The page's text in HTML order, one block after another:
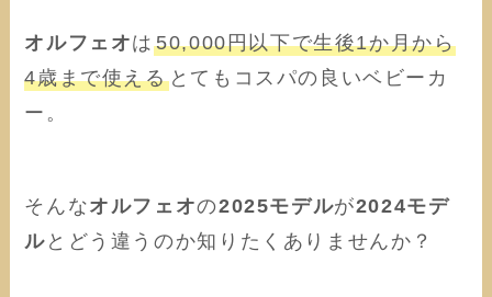
オルフェオは50,000円以下で生後1か月から
4歳まで使えるとてもコスパの良いベビーカ
ー。
そんなオルフェオの2025モデルが2024モデ
ル とどう違うのか知りたくありませんか？